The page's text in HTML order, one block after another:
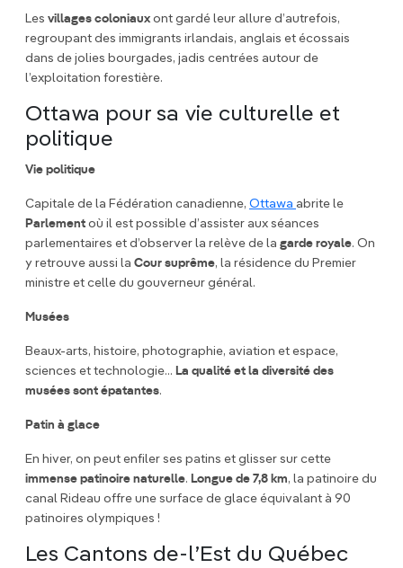
Les villages coloniaux ont gardé leur allure d’autrefois,
regroupant des immigrants irlandais, anglais et écossais
dans de jolies bourgades, jadis centrées autour de
l’exploitation forestière.
Ottawa pour sa vie culturelle et
politique
Vie politique
Capitale de la Fédération canadienne, Ottawa abrite le
Parlement où il est possible d’assister aux séances
parlementaires et d’observer la relève de la garde royale. On
y retrouve aussi la Cour suprême, la résidence du Premier
ministre et celle du gouverneur général.
Musées
Beaux-arts, histoire, photographie, aviation et espace,
sciences et technologie... La qualité et la diversité des
musées sont épatantes.
Patin à glace
En hiver, on peut enfiler ses patins et glisser sur cette
immense patinoire naturelle. Longue de 7,8 km, la patinoire du
canal Rideau offre une surface de glace équivalant à 90
patinoires olympiques !
Les Cantons de-l’Est du Québec